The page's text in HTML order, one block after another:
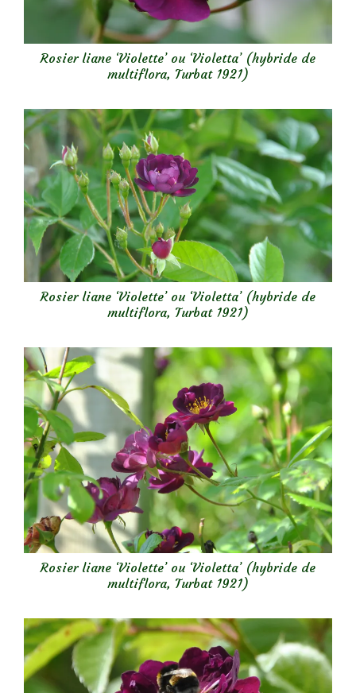
Rosier liane ‘Violette’ ou ‘Violetta’ (hybride de
multiflora, Turbat 1921)
Rosier liane ‘Violette’ ou ‘Violetta’ (hybride de
multiflora, Turbat 1921)
Rosier liane ‘Violette’ ou ‘Violetta’ (hybride de
multiflora, Turbat 1921)